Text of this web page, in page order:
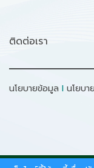
ติดต่อเรา
นโยบายข้อมูล I นโยบ